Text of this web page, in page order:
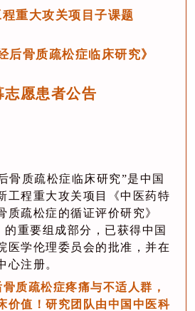
重大攻关项目子课题
后骨质疏松症临床研究》
志愿患者公告
骨质疏松症临床研究”是中国
工程重大攻关项目《中医药特
质疏松症的循证评价研究》
的重要组成部分，已获得中国
医学伦理委员会的批准，并在
心注册。
质疏松症疼痛与不适人群，
价值！研究团队由中国中医科